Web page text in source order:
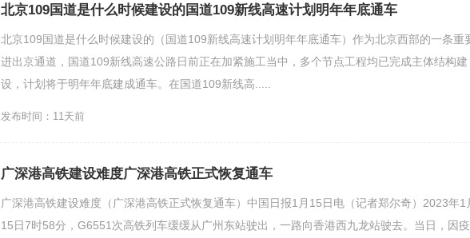
北京109国道是什么时候建设的国道109新线高速计划明年年底通车
北京109国道是什么时候建设的（国道109新线高速计划明年年底通车）作为北京西部的一条重
进出京通道，国道109新线高速公路日前正在加紧施工当中，多个节点工程均已完成主体结构建
设，计划将于明年年底建成通车。在国道109新线高.....
发布时间：11天前
广深港高铁建设难度广深港高铁正式恢复通车
广深港高铁建设难度（广深港高铁正式恢复通车）中国日报1月15日电（记者郑尔奇）2023年1
15日7时58分，G6551次高铁列车缓缓从广州东站驶出，一路向香港西九龙站驶去。当日，因疫